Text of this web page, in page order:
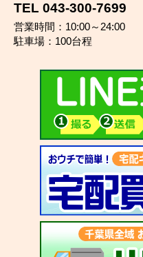
TEL 043-300-7699
営業時間：10:00～24:00
駐車場：100台程